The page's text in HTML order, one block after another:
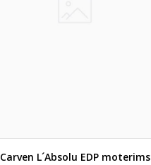
Carven L´Absolu EDP moterims